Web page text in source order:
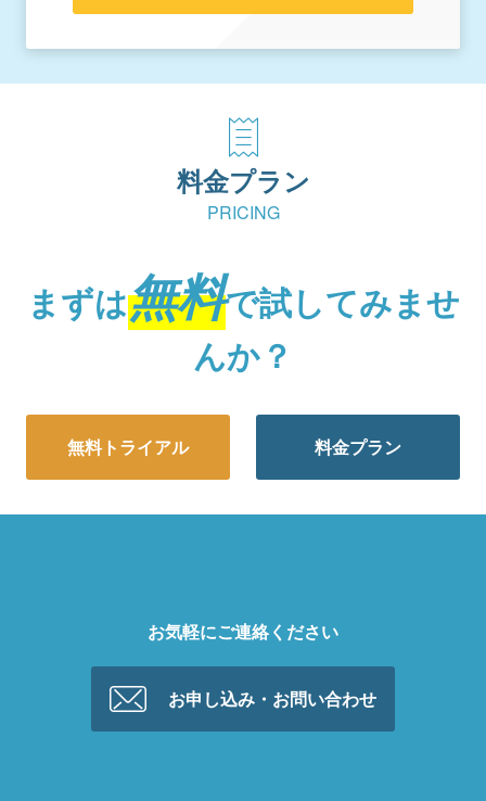
料金プラン
PRICING
まずは無料で試してみませ
んか？
無料トライアル 料金プラン
お気軽にご連絡ください
お申し込み・お問い合わせ